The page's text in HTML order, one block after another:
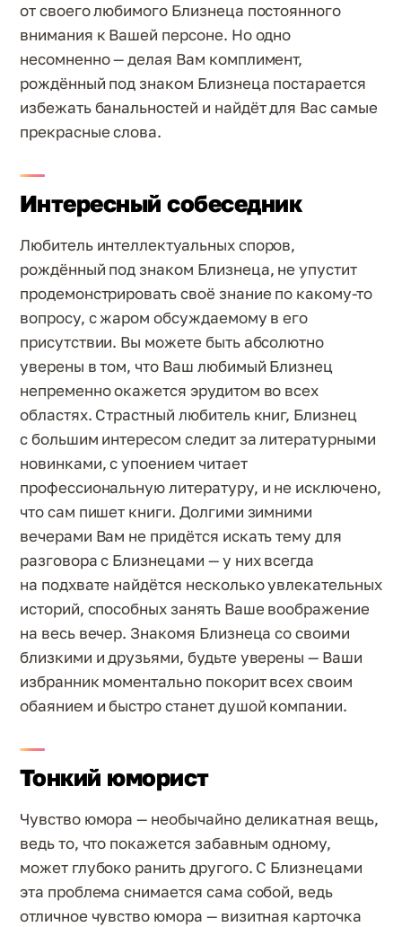
от своего любимого Близнеца постоянного
внимания к Вашей персоне. Но одно
несомненно — делая Вам комплимент,
рождённый под знаком Близнеца постарается
избежать банальностей и найдёт для Вас самые
прекрасные слова.
Интересный собеседник
Любитель интеллектуальных споров,
рождённый под знаком Близнеца, не упустит
продемонстрировать своё знание по какому-то
вопросу, с жаром обсуждаемому в его
присутствии. Вы можете быть абсолютно
уверены в том, что Ваш любимый Близнец
непременно окажется эрудитом во всех
областях. Страстный любитель книг, Близнец
с большим интересом следит за литературными
новинками, с упоением читает
профессиональную литературу, и не исключено,
что сам пишет книги. Долгими зимними
вечерами Вам не придётся искать тему для
разговора с Близнецами — у них всегда
на подхвате найдётся несколько увлекательных
историй, способных занять Ваше воображение
на весь вечер. Знакомя Близнеца со своими
близкими и друзьями, будьте уверены — Ваши
избранник моментально покорит всех своим
обаянием и быстро станет душой компании.
Тонкий юморист
Чувство юмора — необычайно деликатная вещь,
ведь то, что покажется забавным одному,
может глубоко ранить другого. С Близнецами
эта проблема снимается сама собой, ведь
отличное чувство юмора — визитная карточка